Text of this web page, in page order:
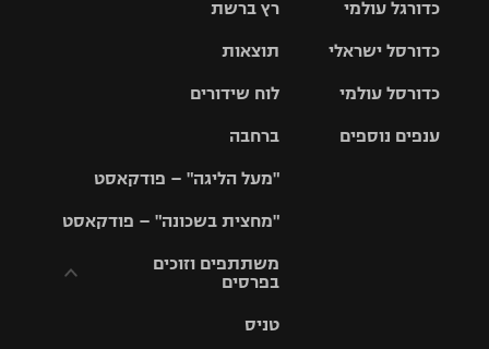
רץ ברשת
תוצאות
לוח שידורים
ברחבה
"מעל הליגה" – פודקאסט
"מחצית בשכונה" – פודקאסט
משתתפים וזוכים
בפרסים
טניס
גביע הטוטו
כדורגל עולמי
האלופות
ליגה
כדורסל ישראלי
סל
כדורסל עולמי
ענפים נוספים